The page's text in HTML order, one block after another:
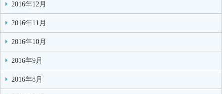
2016年12月
2016年11月
2016年10月
2016年9月
2016年8月